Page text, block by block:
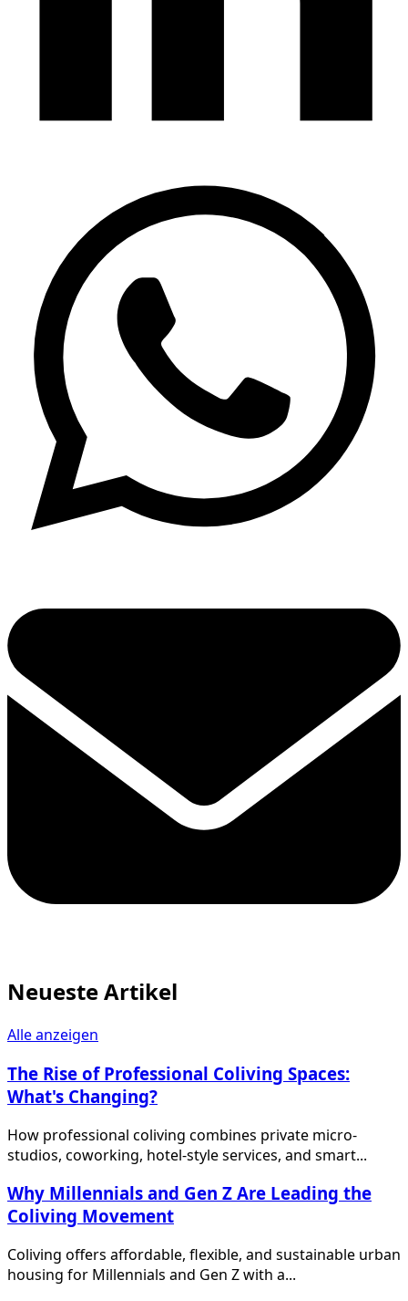
Neueste Artikel
Alle anzeigen
The Rise of Professional Coliving Spaces:
What's Changing?
How professional coliving combines private micro-
studios, coworking, hotel-style services, and smart...
Why Millennials and Gen Z Are Leading the
Coliving Movement
Coliving offers affordable, flexible, and sustainable urban
housing for Millennials and Gen Z with a...